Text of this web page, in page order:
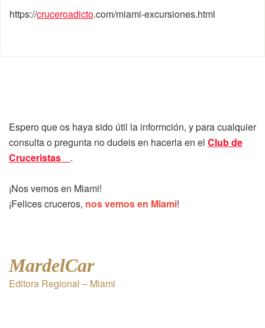
https://cruceroadicto.com/miami-excursiones.html
Espero que os haya sido útil la informción, y para cualquier
consulta o pregunta no dudeis en hacerla en el Club de
Cruceristas
.
¡Nos vemos en Miami!
¡Felices cruceros, nos vemos en Miami!
MardelCar
Editora Regional – Miami